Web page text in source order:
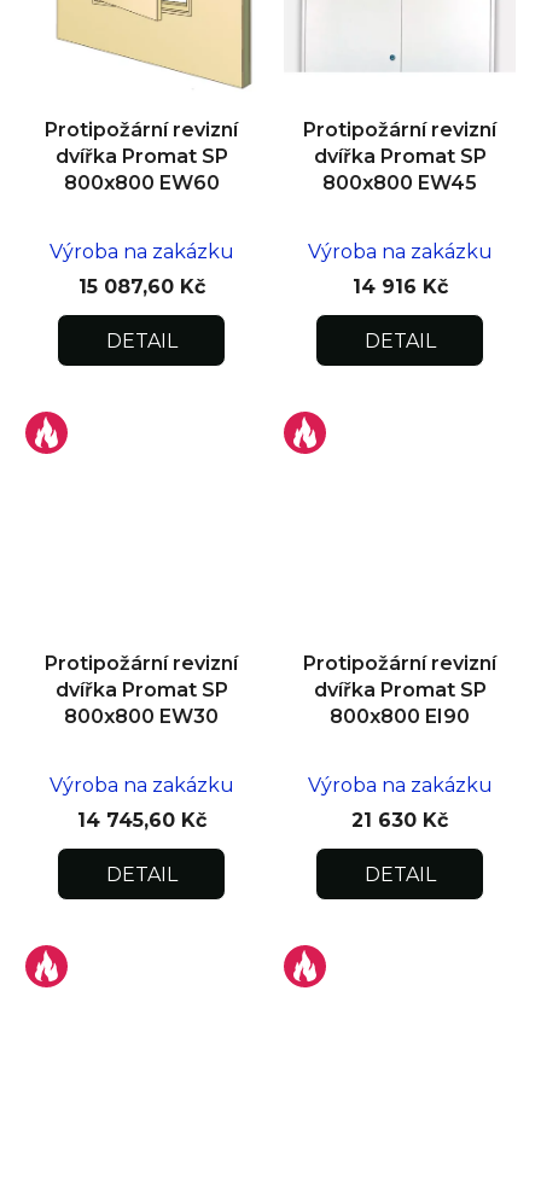
Protipožární revizní
dvířka Promat SP
800x800 EW60
Výroba na zakázku
15 087,60 Kč
DETAIL
Protipožární revizní
dvířka Promat SP
800x800 EW45
Výroba na zakázku
14 916 Kč
DETAIL
Protipožární revizní
dvířka Promat SP
800x800 EW30
Výroba na zakázku
14 745,60 Kč
DETAIL
Protipožární revizní
dvířka Promat SP
800x800 EI90
Výroba na zakázku
21 630 Kč
DETAIL